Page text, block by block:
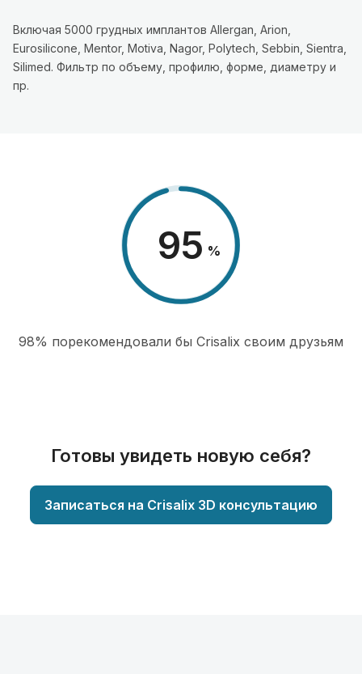
Включая 5000 грудных имплантов Allergan, Arion,
Eurosilicone, Mentor, Motiva, Nagor, Polytech, Sebbin, Sientra,
Silimed. Фильтр по объему, профилю, форме, диаметру и
пр.
98 %
98% порекомендовали бы Сrisalix cвоим друзьям
Готовы увидеть новую себя?
Записаться на Crisalix 3D консультацию